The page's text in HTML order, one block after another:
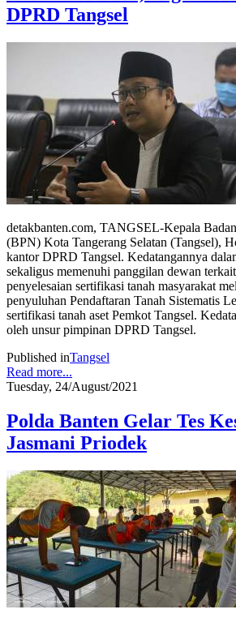
DPRD Tangsel
detakbanten.com, TANGSEL-Kepala
(BPN) Kota Tangerang Selatan (Tangsel),
kantor DPRD Tangsel. Kedatangannya
sekaligus memenuhi panggilan dewan
penyelesaian sertifikasi tanah masyarakat
penyuluhan Pendaftaran Tanah Sistematis
sertifikasi tanah aset Pemkot Tangsel.
oleh unsur pimpinan DPRD Tangsel.
Published inTangsel
Read more...
Tuesday, 24/August/2021
Polda Banten Gelar Tes
Jasmani Priodek